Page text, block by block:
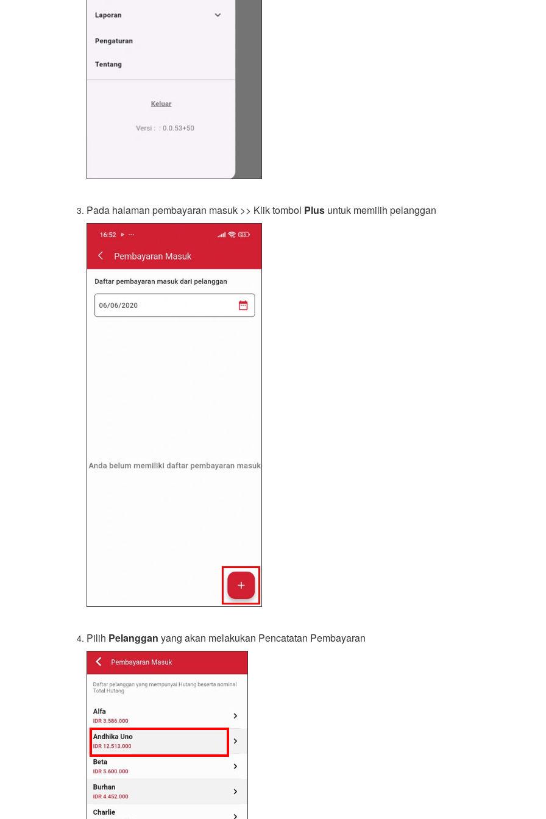
Pada halaman pembayaran masuk >> Klik tombol Plus untuk memilih pelanggan
Pilih Pelanggan yang akan melakukan Pencatatan Pembayaran